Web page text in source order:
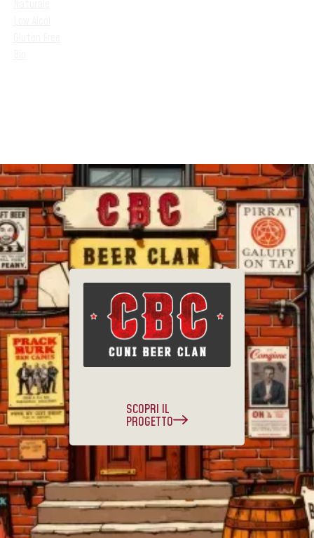
SCOPRI IL
PROGETTO